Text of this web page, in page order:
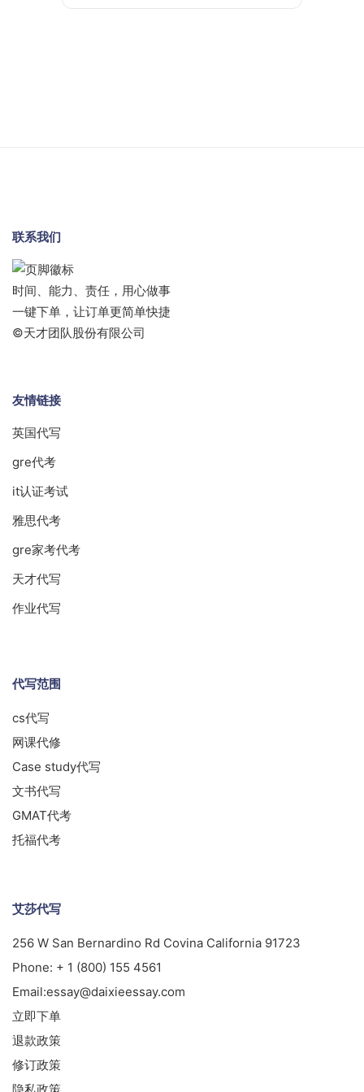
联系我们
时间、能力、责任，用心做事
一键下单，让订单更简单快捷
©天才团队股份有限公司
友情链接
英国代写
gre代考
it认证考试
雅思代考
gre家考代考
天才代写
作业代写
代写范围
cs代写
网课代修
Case study代写
文书代写
GMAT代考
托福代考
艾莎代写
256 W San Bernardino Rd Covina California 91723
Phone: + 1 (800) 155 4561
Email:essay@daixieessay.com
立即下单
退款政策
修订政策